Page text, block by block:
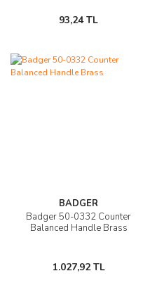
93,24 TL
BADGER
Badger 50-0332 Counter
Balanced Handle Brass
1.027,92 TL